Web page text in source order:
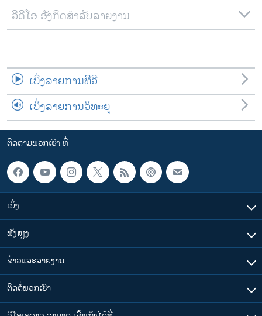
ວີດີໂອ ອັງກິດສຳລັບລາຍງານ
ເບິ່ງລາຍການທີວີ
ເບິ່ງລາຍການວິທະຍຸ
ຕິດຕາມພວກເຮົາ ທີ່
ເບິ່ງ
ຟັງສຽງ
ຂ່າວແລະລາຍງານ
ຕິດຕໍ່ພວກເຮົາ